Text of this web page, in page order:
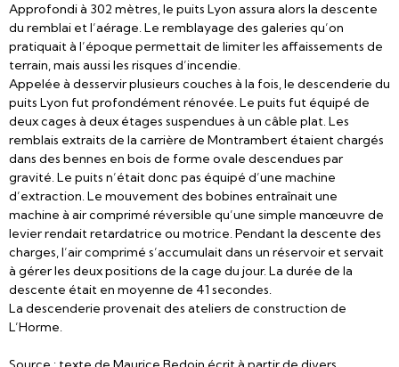
Approfondi à 302 mètres, le puits Lyon assura alors la descente
du remblai et l’aérage. Le remblayage des galeries qu’on
pratiquait à l’époque permettait de limiter les affaissements de
terrain, mais aussi les risques d’incendie.
Appelée à desservir plusieurs couches à la fois, le descenderie du
puits Lyon fut profondément rénovée. Le puits fut équipé de
deux cages à deux étages suspendues à un câble plat. Les
remblais extraits de la carrière de Montrambert étaient chargés
dans des bennes en bois de forme ovale descendues par
gravité. Le puits n’était donc pas équipé d’une machine
d’extraction. Le mouvement des bobines entraînait une
machine à air comprimé réversible qu’une simple manœuvre de
levier rendait retardatrice ou motrice. Pendant la descente des
charges, l’air comprimé s’accumulait dans un réservoir et servait
à gérer les deux positions de la cage du jour. La durée de la
descente était en moyenne de 41 secondes.
La descenderie provenait des ateliers de construction de
L’Horme.